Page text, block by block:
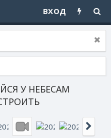
ВХОД
У НЕБЕСАМ